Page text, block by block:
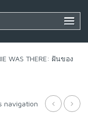
WAS THERE: ฝันของ
navigation